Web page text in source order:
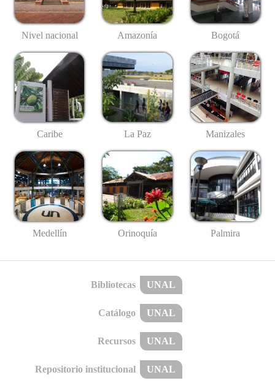
Nivel nacional Amazonía Bogotá
Caribe La Paz Manizales
Medellín Orinoquía Palmira
Bibliotecas UNAL
Catálogo UNAL
Recursos UNAL
Repositorio institucional UNAL